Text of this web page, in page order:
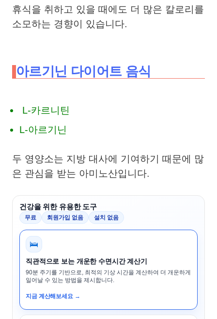
휴식을 취하고 있을 때에도 더 많은 칼로리를
소모하는 경향이 있습니다.
아르기닌 다이어트 음식
L-카르니틴
L-아르기닌
두 영양소는 지방 대사에 기여하기 때문에 많
은 관심을 받는 아미노산입니다.
건강을 위한 유용한 도구
무료 회원가입 없음 설치 없음
🛌
직관적으로 보는 개운한 수면시간 계산기
90분 주기를 기반으로, 최적의 기상 시간을 계산하여 더 개운하게
일어날 수 있는 방법을 제시합니다.
지금 계산해보세요 →